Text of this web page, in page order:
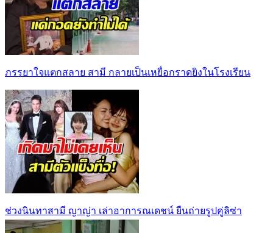
ภรรยาใจแตกสลาย สามี กลายเป็นเหยื่อกราดยิงในโรงเรียน
ช่วงนินทาสามี ญาญ่า เล่าอาการณเดชน์ ยืนถ่ายรูปคู่ลิซ่า